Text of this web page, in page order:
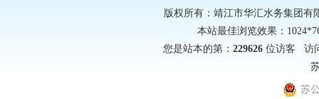
版权所有：靖江市华汇水务集团有
本站最佳浏览效果：
您是站本的第： 229626位访客 访
苏